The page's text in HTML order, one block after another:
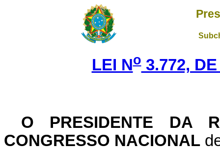
LEI No3.772, DE
O PRESIDENTE DA
CONGRESSO NACIONAL